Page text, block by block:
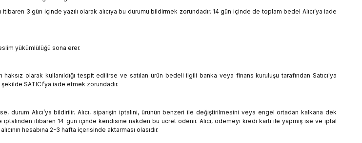
itibaren 3 gün içinde yazılı olarak alıcıya bu durumu bildirmek zorundadır. 14 gün içinde de toplam bedel Alıcı’ya iade
yükümlülüğü sona erer.
olarak kullanıldığı tespit edilirse ve satılan ürün bedeli ilgili banka veya finans kuruluşu tarafından Satıcı'ya
SATICI’ya iade etmek zorundadır.
durum Alıcı’ya bildirilir. Alıcı, siparişin iptalini, ürünün benzeri ile değiştirilmesini veya engel ortadan kalkana dek
itibaren 14 gün içinde kendisine nakden bu ücret ödenir. Alıcı, ödemeyi kredi kartı ile yapmış ise ve iptal
hesabına 2-3 hafta içerisinde aktarması olasıdır.